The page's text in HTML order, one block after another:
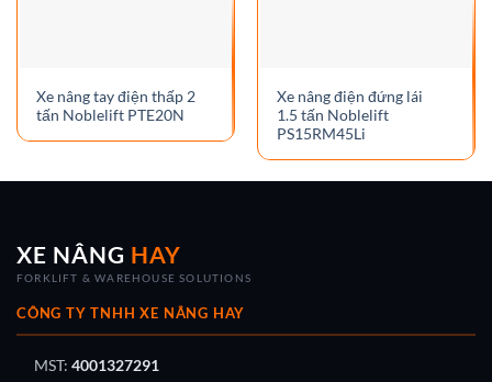
Xe nâng tay điện thấp 2
tấn Noblelift PTE20N
Xe nâng điện đứng lái
1.5 tấn Noblelift
PS15RM45Li
XE NÂNG HAY
FORKLIFT & WAREHOUSE SOLUTIONS
CÔNG TY TNHH XE NÂNG HAY
MST: 4001327291